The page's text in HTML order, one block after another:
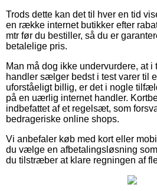
Trods dette kan det til hver en tid
en række internet butikker efter
mtr før du bestiller, så du er
betalelige pris.
Man må dog ikke undervurdere, at
handler sælger bedst i test varer til
uforståeligt billig, er det i nogle
på en uærlig internet handler.
indbefattet af et regelsæt, som
bedrageriske online shops.
Vi anbefaler køb med kort eller
du vælge en afbetalingsløsning
du tilstræber at klare regningen af